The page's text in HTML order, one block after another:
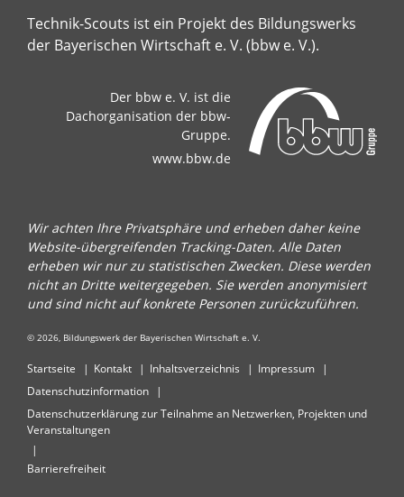
Technik-Scouts ist ein Projekt des Bildungswerks
der Bayerischen Wirtschaft e. V. (bbw e. V.).
Der bbw e. V. ist die
Dachorganisation der bbw-
Gruppe.
www.bbw.de
Wir achten Ihre Privatsphäre und erheben daher keine
Website-übergreifenden Tracking-Daten. Alle Daten
erheben wir nur zu statistischen Zwecken. Diese werden
nicht an Dritte weitergegeben. Sie werden anonymisiert
und sind nicht auf konkrete Personen zurückzuführen.
© 2026, Bildungswerk der Bayerischen Wirtschaft e. V.
Startseite Kontakt Inhaltsverzeichnis
Impressum
Datenschutzinformation
Datenschutzerklärung zur Teilnahme an Netzwerken, Projekten und
Veranstaltungen
Barrierefreiheit